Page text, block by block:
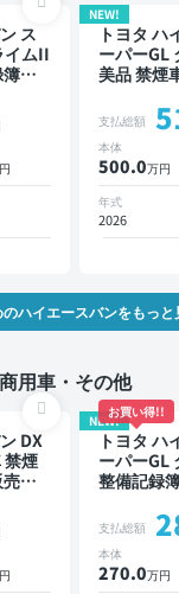
ス
イムII
あ
マー
タ
減
NEW!
トヨタ ハ
ーパーGL
美品 禁煙
※ナビキッ
ルインナ
ルーズ ス
バックモ
ラ 衝突軽
イドドア
支払総額
本体
500.0万円
年式
2026
ハイエースバンをもっと
用車・その他
DX
禁煙
店
ヤレ
タ
減
NEW!
お買い得!!
トヨタ ハ
ーパーGL
整備記録
ー スマー
クモニタ
電動スラ
支払総額
本体
270.0万円